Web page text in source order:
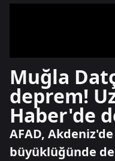
Muğla
deprem!
Haber'de
AFAD,
büyüklüğünde